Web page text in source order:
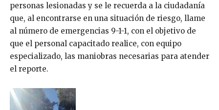
personas lesionadas y se le recuerda a la ciudadanía
que, al encontrarse en una situación de riesgo, llame
al número de emergencias 9-1-1, con el objetivo de
que el personal capacitado realice, con equipo
especializado, las maniobras necesarias para atender
el reporte.